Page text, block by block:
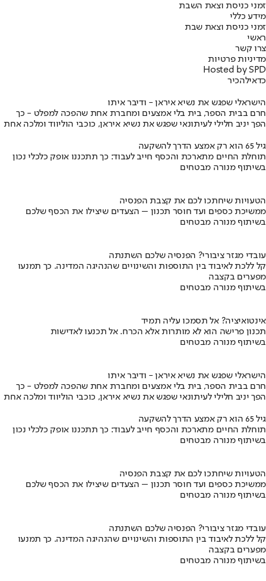
זמני כניסת וצאת השבת
מידע כללי
זמני כניסת וצאת שבת
ראשי
צרו קשר
מדיניות פרטיות
Hosted by SPD
כדאילהכיר
הישראלי שפגש את נשיא איראן - ודיבר איתו
חרם בבית הספר, בית בלי אמצעים ומחברת אחת שהפכה למפלט - כך
הפך יניב חלילי לעיתונאי שפגש את נשיא איראן, כוכבי הוליווד ומלכה אחת
גיל 65 הוא רק אמצע הדרך להשקעה
תוחלת החיים מתארכת והכסף חייב לעבוד: כך תתכננו אופק כלכלי נכון
בשיתוף מנורה מבטחים
הטעויות שיחתכו לכם את קצבת הפנסיה
ממשיכת כספים ועד חוסר תכנון – הצעדים שיצילו את הכסף שלכם
בשיתוף מנורה מבטחים
עובדי מגזר ציבורי? הפנסיה שלכם השתנתה
קל ללכת לאיבוד בין התוספות והשינויים שהנהיגה המדינה. כך תמנעו
מפערים בקצבה
בשיתוף מנורה מבטחים
אינטואיציה? אל תסמכו עליה תמיד
תכנון פרישה הוא לא מותרות אלא הכרח. אל תכנעו לאדישות
בשיתוף מנורה מבטחים
הישראלי שפגש את נשיא איראן - ודיבר איתו
חרם בבית הספר, בית בלי אמצעים ומחברת אחת שהפכה למפלט - כך
הפך יניב חלילי לעיתונאי שפגש את נשיא איראן, כוכבי הוליווד ומלכה אחת
גיל 65 הוא רק אמצע הדרך להשקעה
תוחלת החיים מתארכת והכסף חייב לעבוד: כך תתכננו אופק כלכלי נכון
בשיתוף מנורה מבטחים
הטעויות שיחתכו לכם את קצבת הפנסיה
ממשיכת כספים ועד חוסר תכנון – הצעדים שיצילו את הכסף שלכם
בשיתוף מנורה מבטחים
עובדי מגזר ציבורי? הפנסיה שלכם השתנתה
קל ללכת לאיבוד בין התוספות והשינויים שהנהיגה המדינה. כך תמנעו
מפערים בקצבה
בשיתוף מנורה מבטחים